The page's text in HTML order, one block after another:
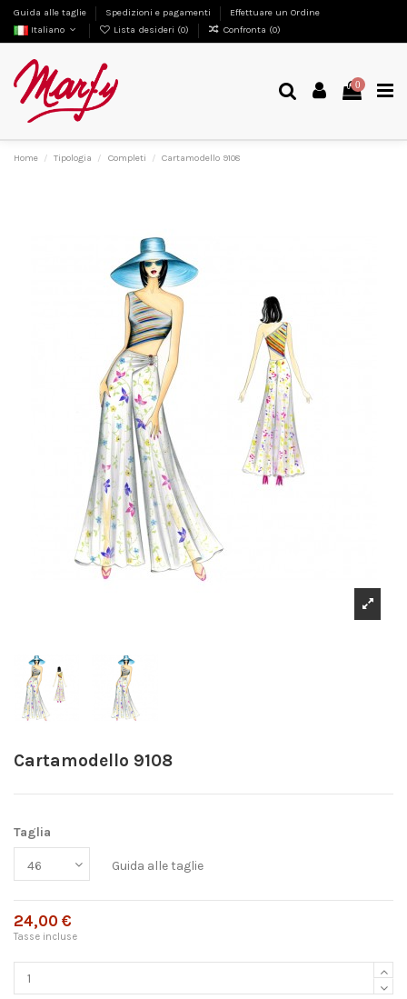
Guida alle taglie Spedizioni e pagamenti
Effettuare un Ordine
Italiano
Lista desideri (0) Confronta (0)
0
Home Tipologia Completi Cartamodello 9108
Cartamodello 9108
Taglia
Guida alle taglie
24,00 €
Tasse incluse